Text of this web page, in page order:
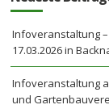
Infoveranstaltung
17.03.2026 in
Infoveranstaltung
und